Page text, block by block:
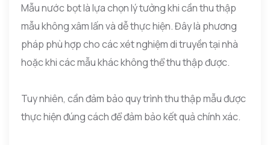
Mẫu nước bọt là lựa chọn lý tưởng khi cần thu thập
mẫu không xâm lấn và dễ thực hiện. Đây là phương
pháp phù hợp cho các xét nghiệm di truyền tại nhà
hoặc khi các mẫu khác không thể thu thập được.
Tuy nhiên, cần đảm bảo quy trình thu thập mẫu được
thực hiện đúng cách để đảm bảo kết quả chính xác.